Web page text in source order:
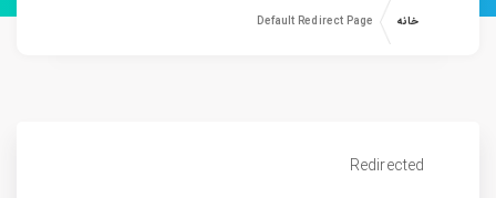
خانه Default Redirect Page
Redirected